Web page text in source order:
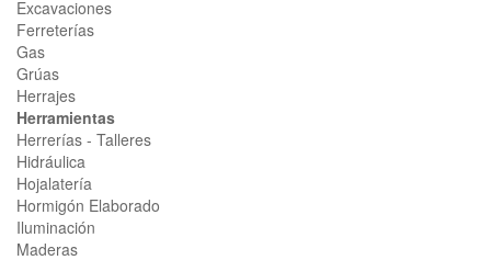
Excavaciones
Ferreterías
Gas
Grúas
Herrajes
Herramientas
Herrerías - Talleres
Hidráulica
Hojalatería
Hormigón Elaborado
Iluminación
Maderas